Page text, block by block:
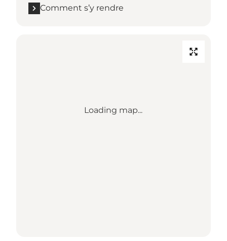
Comment s’y rendre
Loading map...